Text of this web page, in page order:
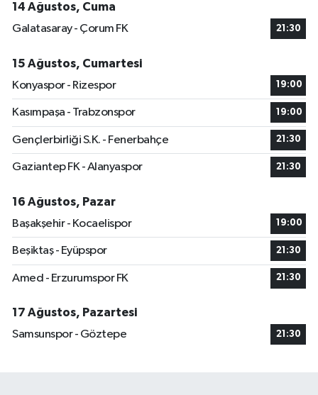
14 Ağustos, Cuma
Galatasaray - Çorum FK
21:30
15 Ağustos, Cumartesi
Konyaspor - Rizespor
19:00
Kasımpaşa - Trabzonspor 19:00
Gençlerbirliği S.K. - Fenerbahçe 21:30
Gaziantep FK - Alanyaspor 21:30
16 Ağustos, Pazar
Başakşehir - Kocaelispor
19:00
Beşiktaş - Eyüpspor 21:30
Amed - Erzurumspor FK 21:30
17 Ağustos, Pazartesi
Samsunspor - Göztepe
21:30